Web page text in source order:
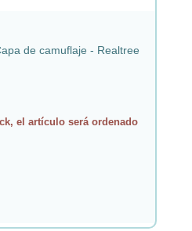
de camuflaje - Realtree
el artículo será ordenado